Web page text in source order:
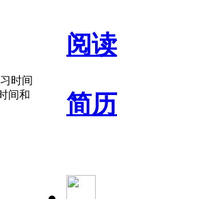
阅读
简历
时间
间和